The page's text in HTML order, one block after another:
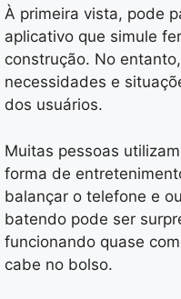
À primeira vista, pode
aplicativo que simule
construção. No
necessidades e
dos usuários.
Muitas pessoas
forma de
balançar o telefone e
batendo pode ser
funcionando quase
cabe no bolso.